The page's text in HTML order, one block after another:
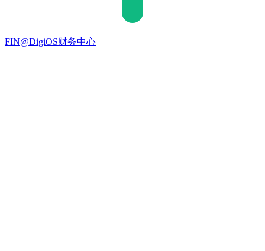
FIN@DigiOS财务中心